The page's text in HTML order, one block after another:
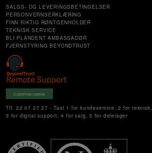
SALGS- OG LEVERINGSBETINGELSER
PERSONVERNSERKLÆRING
FINN RIKTIG RØNTGENHOLDER
TEKNISK SERVICE
BLI PLANDENT AMBASSADØR
FJERNSTYRING BEYONDTRUST
Customise cookies
Tlf. 22 07 27 27 - Tast 1 for kundeservice, 2 for teknisk,
3 for digital support, 4 for salg, 5 for delelager